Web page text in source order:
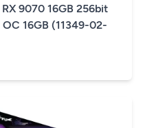
9070 16GB 256bit
16GB (11349-02-